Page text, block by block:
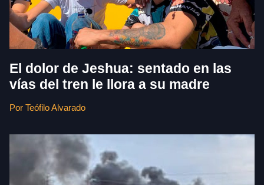
El dolor de Jeshua: sentado en las
vías del tren le llora a su madre
Por Teófilo Alvarado